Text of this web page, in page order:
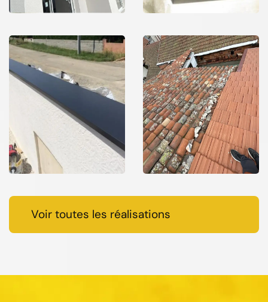
Voir toutes les réalisations